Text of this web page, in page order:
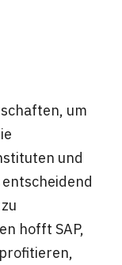
um
und
hofft SAP,